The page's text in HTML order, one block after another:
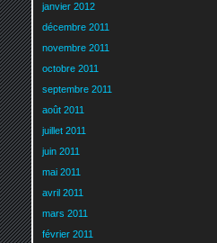
janvier 2012
décembre 2011
novembre 2011
octobre 2011
septembre 2011
août 2011
juillet 2011
juin 2011
mai 2011
avril 2011
mars 2011
février 2011